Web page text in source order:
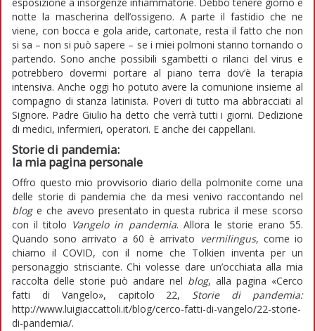
esposizione a insorgenze infiammatorie. Debbo tenere giorno e
notte la mascherina dell’ossigeno. A parte il fastidio che ne
viene, con bocca e gola aride, cartonate, resta il fatto che non
si sa – non si può sapere – se i miei polmoni stanno tornando o
partendo. Sono anche possibili sgambetti o rilanci del virus e
potrebbero dovermi portare al piano terra dov’è la terapia
intensiva. Anche oggi ho potuto avere la comunione insieme al
compagno di stanza latinista. Poveri di tutto ma abbracciati al
Signore. Padre Giulio ha detto che verrà tutti i giorni. Dedizione
di medici, infermieri, operatori. E anche dei cappellani.
Storie di pandemia:
la mia pagina personale
Offro questo mio provvisorio diario della polmonite come una
delle storie di pandemia che da mesi venivo raccontando nel
bloge che avevo presentato in questa rubrica il mese scorso
con il titolo Vangelo in pandemia. Allora le storie erano 55.
Quando sono arrivato a 60 è arrivato vermilingus, come io
chiamo il COVID, con il nome che Tolkien inventa per un
personaggio strisciante. Chi volesse dare un’occhiata alla mia
raccolta delle storie può andare nel blog, alla pagina «Cerco
fatti di Vangelo», capitolo 22, Storie di pandemia:
http://www.luigiaccattoli.it/blog/cerco-fatti-di-vangelo/22-storie-
di-pandemia/.